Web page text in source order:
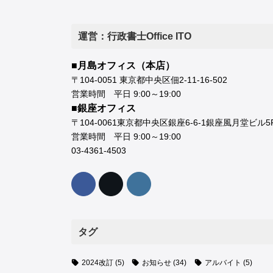
運営：行政書士Office ITO
■月島オフィス（本店）
〒104-0051 東京都中央区佃2-11-16-502
営業時間 平日 9:00～19:00
■銀座オフィス
〒104-0061東京都中央区銀座6-6-1銀座風月堂ビル
営業時間 平日 9:00～19:00
03-4361-4503
タグ
2024改訂(5) お知らせ (34) アルバイト (5)